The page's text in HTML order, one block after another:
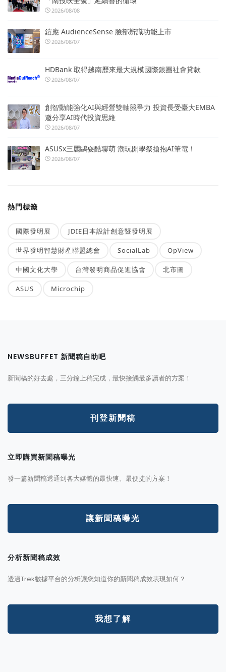
2026/08/08
鎧應 AudienceSense 臉部辨識功能上市
2026/08/07
HDBank 取得越南歷來最大規模國際銀團社會貸款
2026/08/07
創智動能強化AI與經營雙軸競爭力 投資長受臺大EMBA
邀分享AI時代投資思維
2026/08/07
ASUSx三麗鷗耍酷聯萌 潮玩開學祭搶抱AI筆電！
2026/08/07
熱門標籤
國際發明展 JDIE日本設計創意暨發明展
世界發明智慧財產聯盟總會 SocialLab OpView
中國文化大學 台灣發明商品促進協會 北市圖
ASUS Microchip
NEWSBUFFET 新聞稿自助吧
新聞稿的好去處，三分鐘上稿完成，最快接觸最多讀者的方案！
刊登新聞稿
立即購買新聞稿曝光
發一篇新聞稿透通到各大媒體的最快速、最便捷的方案！
讓新聞稿曝光
分析新聞稿成效
透過Trek數據平台的分析讓您知道你的新聞稿成效表現如何？
我想了解